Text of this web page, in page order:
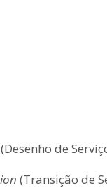
(Desenho de
(Transição de